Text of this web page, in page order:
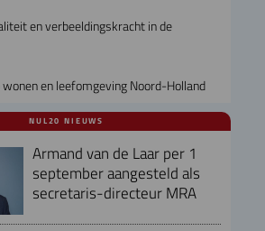
en verbeeldingskracht in de
en leefomgeving Noord-Holland
NUL20 NIEUWS
Armand van de Laar per 1
september aangesteld als
secretaris-directeur MRA